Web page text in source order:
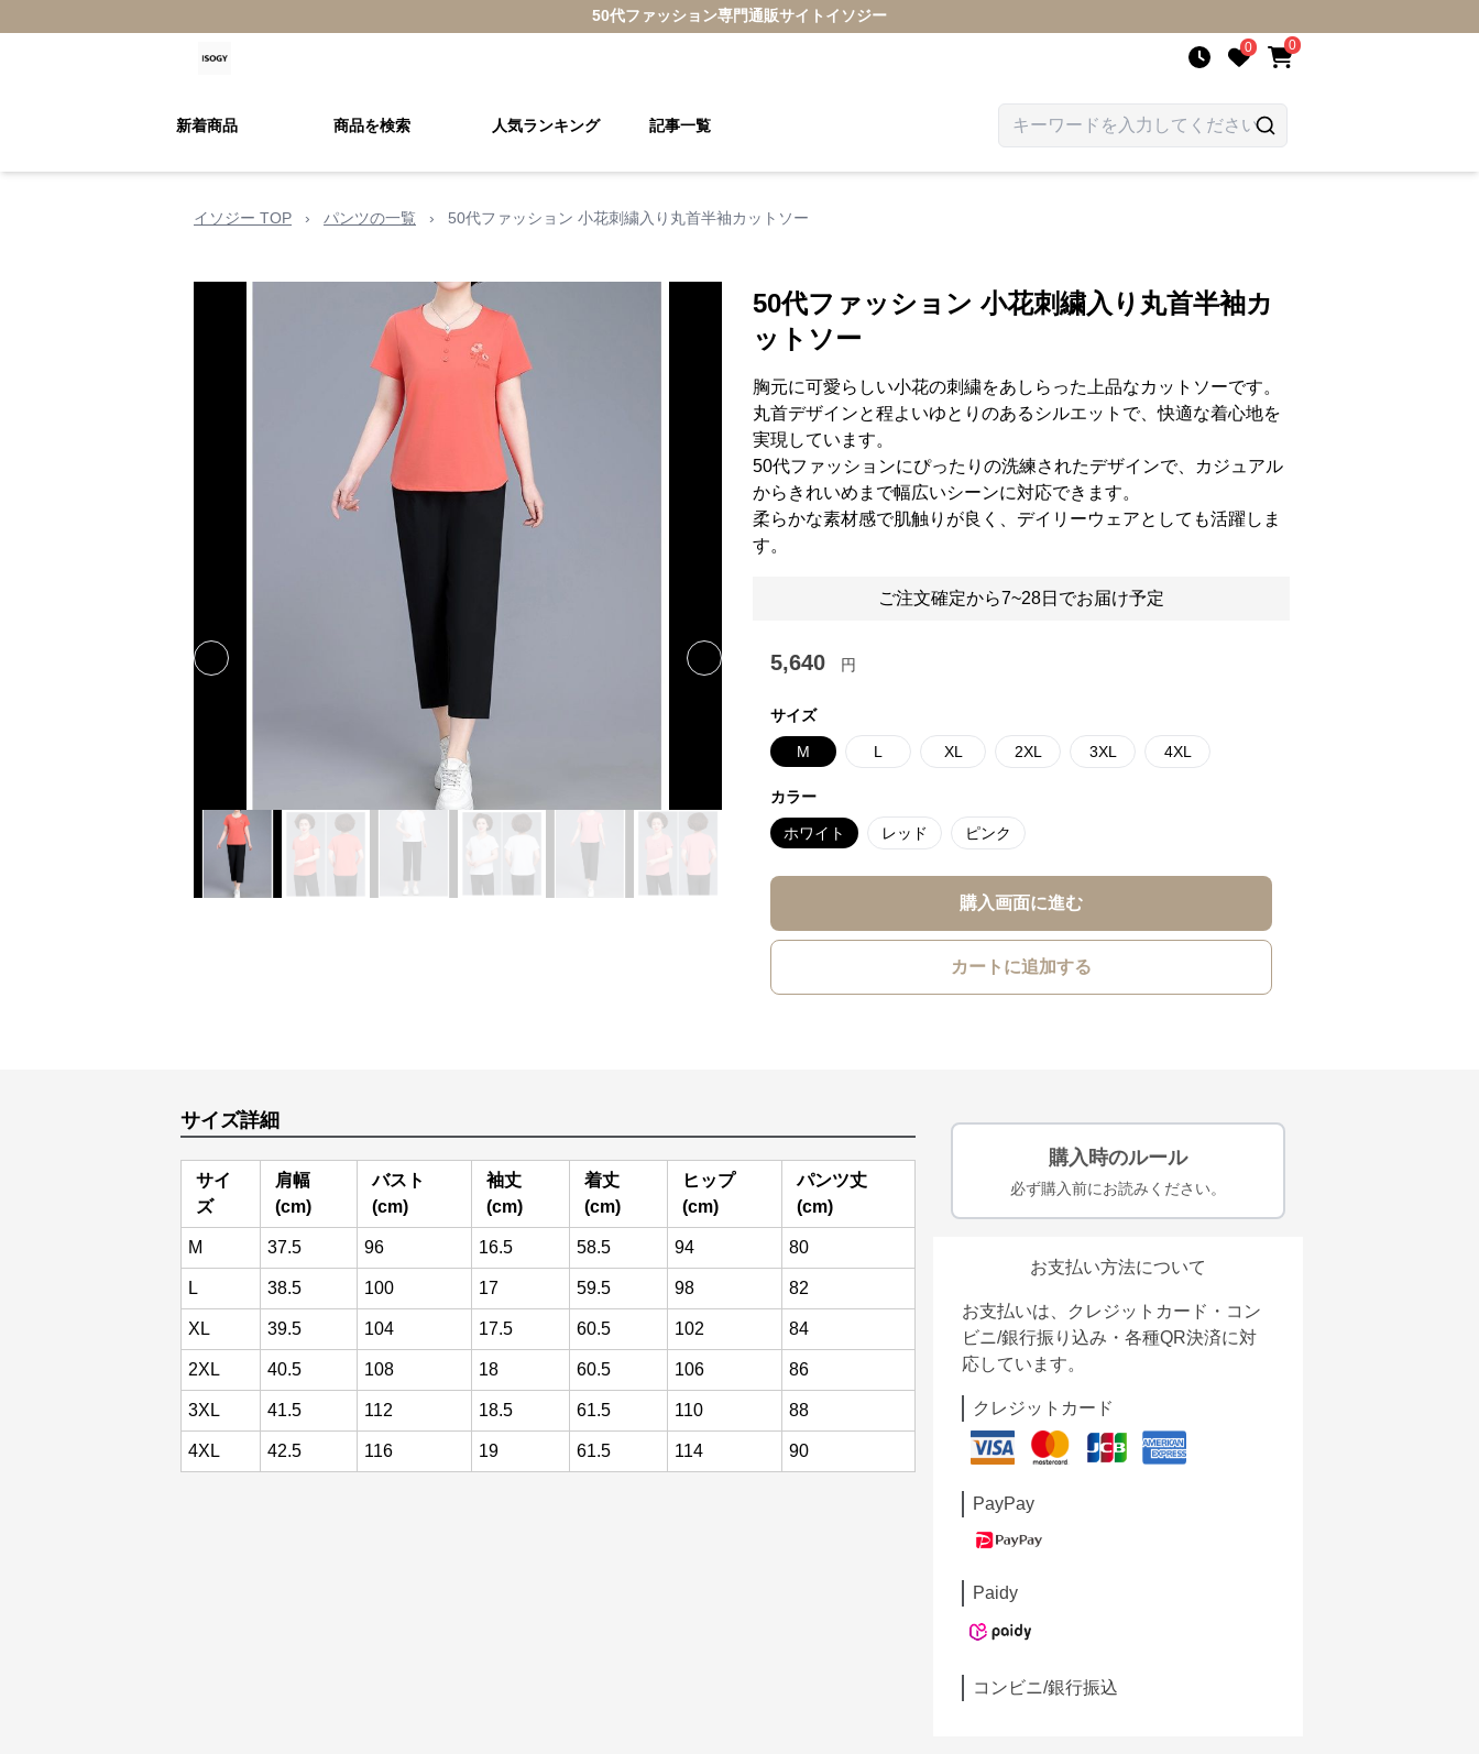
50代ファッション専門通販サイト イソジー
0 0
新着商品 商品を検索 人気ランキング 記事一覧
イソジー TOP › パンツの一覧 › 50代ファッション 小花刺繍入り丸首半袖カットソー
Previous slide Next slide
50代ファッション 小花刺繍入り丸首半袖カ
ットソー
胸元に可愛らしい小花の刺繍をあしらった上品なカットソーです。
丸首デザインと程よいゆとりのあるシルエットで、快適な着心地を
実現しています。
50代ファッションにぴったりの洗練されたデザインで、カジュアル
からきれいめまで幅広いシーンに対応できます。
柔らかな素材感で肌触りが良く、デイリーウェアとしても活躍しま
す。
ご注文確定から7~28日でお届け予定
5,640 円
サイズ
M L XL 2XL 3XL 4XL
カラー
ホワイト レッド ピンク
購入画面に進む
カートに追加する
サイズ詳細
サイ
ズ
肩幅
(cm)
バスト
(cm)
袖丈
(cm)
着丈
(cm)
ヒップ
(cm)
パンツ丈
(cm)
M 37.5 96 16.5 58.5 94 80
L 38.5 100 17 59.5 98 82
XL 39.5 104 17.5 60.5 102 84
2XL 40.5 108 18 60.5 106 86
3XL 41.5 112 18.5 61.5 110 88
4XL 42.5 116 19 61.5 114 90
購入時のルール
必ず購入前にお読みください。
お支払い方法について
お支払いは、クレジットカード・コン
ビニ/銀行振り込み・各種QR決済に対
応しています。
クレジットカード
PayPay
Paidy
コンビニ/銀行振込